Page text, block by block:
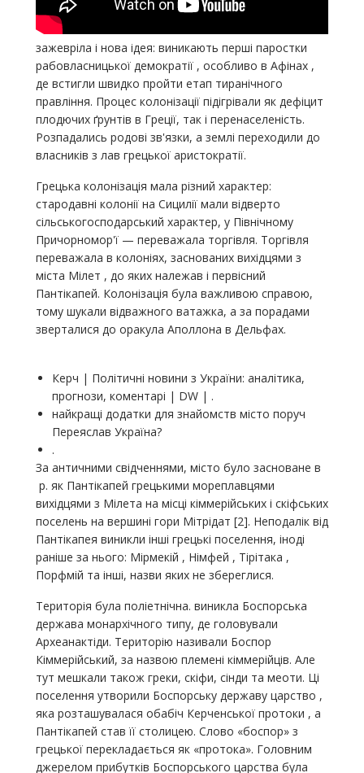
зажевріла і нова ідея: виникають перші паростки
рабовласницької демократії , особливо в Афінах ,
де встигли швидко пройти етап тиранічного
правління. Процес колонізації підігрівали як дефіцит
плодючих ґрунтів в Греції, так і перенаселеність.
Розпадались родові зв'язки, а землі переходили до
власників з лав грецької аристократії.
Грецька колонізація мала різний характер:
стародавні колонії на Сицилії мали відверто
сільськогосподарський характер, у Північному
Причорномор'ї — переважала торгівля. Торгівля
переважала в колоніях, заснованих вихідцями з
міста Мілет , до яких належав і первісний
Пантікапей. Колонізація була важливою справою,
тому шукали відважного ватажка, а за порадами
зверталися до оракула Аполлона в Дельфах.
Керч | Політичні новини з України: аналітика,
прогнози, коментарі | DW | .
найкращі додатки для знайомств місто поруч
Переяслав Україна?
.
За античними свідченнями, місто було засноване в
р. як Пантікапей грецькими мореплавцями
вихідцями з Мілета на місці кіммерійських і скіфських
поселень на вершині гори Мітрідат [2]. Неподалік від
Пантікапея виникли інші грецькі поселення, іноді
раніше за нього: Мірмекій , Німфей , Тірітака ,
Порфмій та інші, назви яких не збереглися.
Територія була поліетнічна. виникла Боспорська
держава монархічного типу, де головували
Археанактіди. Територію називали Боспор
Кіммерійський, за назвою племені кіммерійців. Але
тут мешкали також греки, скіфи, сінди та меоти. Ці
поселення утворили Боспорську державу царство ,
яка розташувалася обабіч Керченської протоки , а
Пантікапей став її столицею. Слово «боспор» з
грецької перекладається як «протока». Головним
джерелом прибутків Боспорського царства була